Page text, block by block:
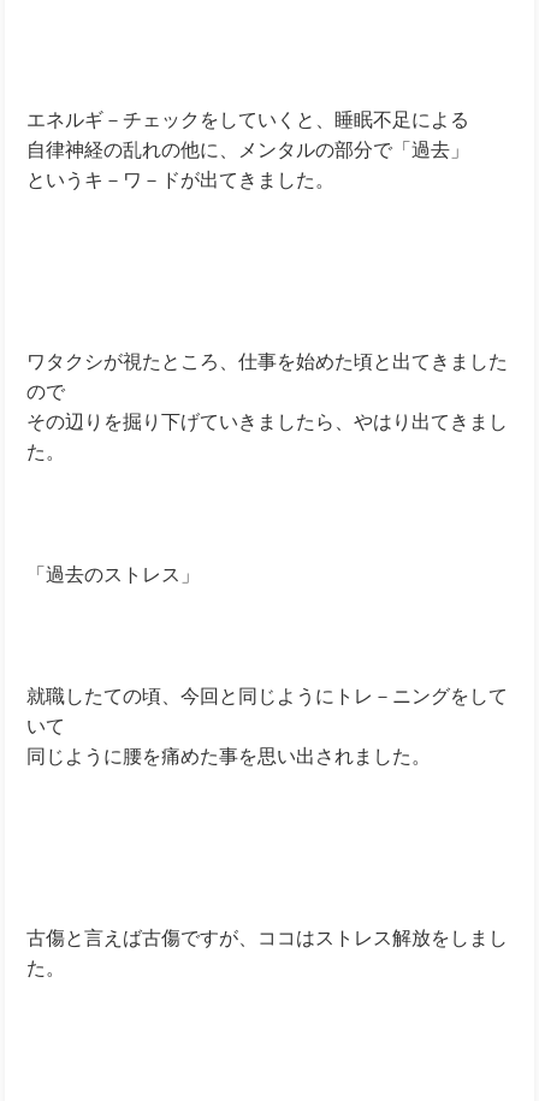
エネルギ－チェックをしていくと、睡眠不足による
自律神経の乱れの他に、メンタルの部分で「過去」
というキ－ワ－ドが出てきました。
ワタクシが視たところ、仕事を始めた頃と出てきました
ので
その辺りを掘り下げていきましたら、やはり出てきまし
た。
「過去のストレス」
就職したての頃、今回と同じようにトレ－ニングをして
いて
同じように腰を痛めた事を思い出されました。
古傷と言えば古傷ですが、ココはストレス解放をしまし
た。